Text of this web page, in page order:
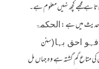
ہے مجھے کچھ نہیں معلوم ہے۔
میں ہے : الحکمۃ
احق بہا(سنن
: “حکمت مومن کی متاع گم گشتہ ہے وہ جہاں مل